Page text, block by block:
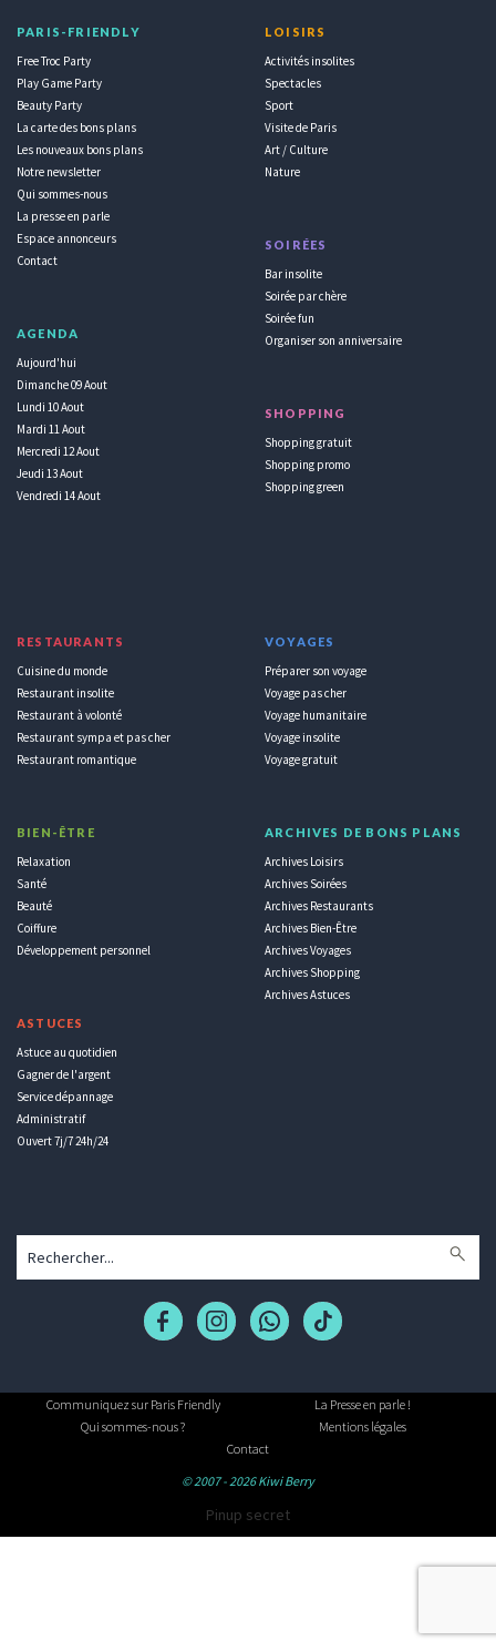
PARIS-FRIENDLY
Free Troc Party
Play Game Party
Beauty Party
La carte des bons plans
Les nouveaux bons plans
Notre newsletter
Qui sommes-nous
La presse en parle
Espace annonceurs
Contact
AGENDA
Aujourd'hui
Dimanche 09 Aout
Lundi 10 Aout
Mardi 11 Aout
Mercredi 12 Aout
Jeudi 13 Aout
Vendredi 14 Aout
LOISIRS
Activités insolites
Spectacles
Sport
Visite de Paris
Art / Culture
Nature
SOIRÉES
Bar insolite
Soirée par chère
Soirée fun
Organiser son anniversaire
SHOPPING
Shopping gratuit
Shopping promo
Shopping green
RESTAURANTS
Cuisine du monde
Restaurant insolite
Restaurant à volonté
Restaurant sympa et pas cher
Restaurant romantique
BIEN-ÊTRE
Relaxation
Santé
Beauté
Coiffure
Développement personnel
ASTUCES
Astuce au quotidien
Gagner de l'argent
Service dépannage
Administratif
Ouvert 7j/7 24h/24
VOYAGES
Préparer son voyage
Voyage pas cher
Voyage humanitaire
Voyage insolite
Voyage gratuit
ARCHIVES DE BONS PLANS
Archives Loisirs
Archives Soirées
Archives Restaurants
Archives Bien-Être
Archives Voyages
Archives Shopping
Archives Astuces
Communiquez sur Paris Friendly
La Presse en parle !
Qui sommes-nous ?
Mentions légales
Contact
© 2007 - 2026 Kiwi Berry
Pinup secret